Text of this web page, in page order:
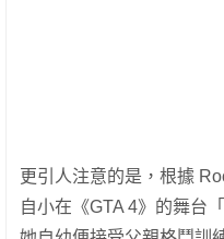
更引人注意的是，根據
自小在《GTA 4》的舞台